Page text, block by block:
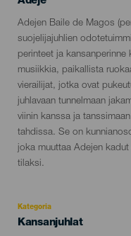
Descripción
del
evento
Adejen Baile de Magos
suojelijajuhlien
perinteet ja
musiikkia, paikallista
vierailijat, jotka ovat
juhlavaan tunnelmaan
viinin kanssa ja
tahdissa. Se on
joka muuttaa Adejen
tilaksi.
Kategoria
Categoría
Kansanjuhlat